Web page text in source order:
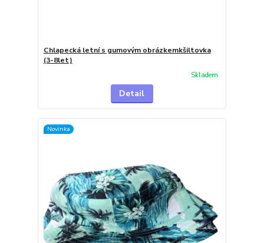
Chlapecká letní s gumovým obrázkemkšiltovka
(3-8let)
Skladem
Detail
Novinka